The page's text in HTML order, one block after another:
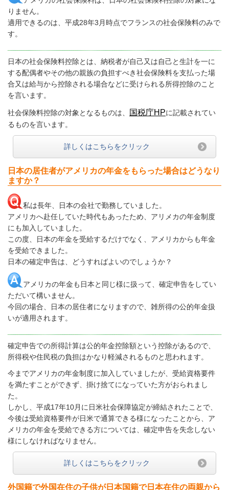
りません。
適用できるのは、平成28年3月時点でフランスの社会保険料のみで
す。
日本の社会保険料控除とは、納税者が自己又は自己と生計を一に
する配偶者やその他の親族の負担すべき社会保険料を支払った場
合又は給与から控除される場合などに受けられる所得控除のこと
を言います。
社会保険料控除の対象となるものは、 国税庁HPに記載されてい
るものを言います。
詳しくはこちらをクリック
日本の居住者がアメリカの年金をもらった場合はどうなり
ますか？
私は長年、日本の会社で勤務していました。
アメリカへ赴任していた時代もあったため、アリメカの年金制度
にも加入していました。
この度、日本の年金を受給するだけでなく、アメリカからも年金
を受給できました。
日本の確定申告は、どうすればよいのでしょうか？
アメリカの年金も日本と同じ様に扱って、確定申告をしてい
ただいて構いません。
今回の場合、日本の居住者になりますので、雑所得の公的年金扱
いが適用されます。
確定申告での所得計算は公的年金控除額という控除があるので、
所得税や住民税の負担はかなり軽減されるものと思われます。
今までアメリカの年金制度に加入していましたが、受給資格要件
を満たすことができず、掛け捨てになっていた方がおられまし
た。
しかし、平成17年10月に日米社会保障協定が締結されたことで、
今後は受給資格要件が日米で通算できる様になったことから、ア
メリカの年金を受給できる方については、確定申告を失念しない
様にしなければなりません。
詳しくはこちらをクリック
外国籍で外国在住の子供が日本国籍で日本在住の両親から